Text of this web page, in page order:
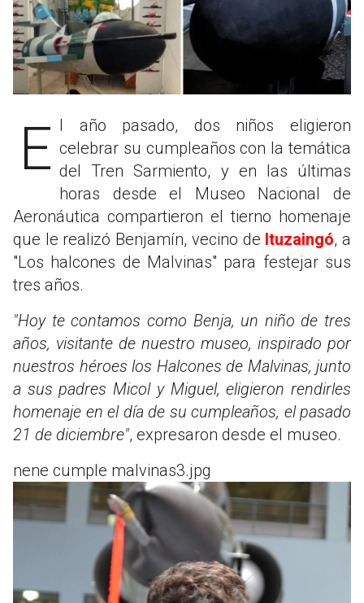
El año pasado, dos niños eligieron celebrar su cumpleaños con la temática
del Tren Sarmiento, y en las últimas
horas desde el Museo Nacional de
Aeronáutica compartieron el tierno homenaje
que le realizó Benjamín, vecino de Ituzaingó, a
"Los halcones de Malvinas" para festejar sus
tres años.
"Hoy te contamos como Benja, un niño de tres
años, visitante de nuestro museo, inspirado por
nuestros héroes los Halcones de Malvinas, junto
a sus padres Micol y Miguel, eligieron rendirles
homenaje en el día de su cumpleaños, el pasado
21 de diciembre", expresaron desde el museo.
nene cumple malvinas3.jpg